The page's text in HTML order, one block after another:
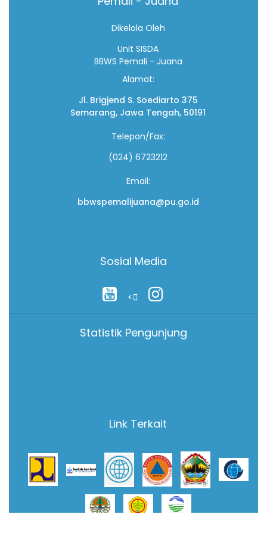
Dikelola Oleh
Unit SISDA
BBWS Pemali - Juana
Alamat:
Jl. Brigjend S. Soediarto 375
Semarang, Jawa Tengah, 50191
Telepon/Fax:
(024) 6723212
Email:
bbwspemalijuana@pu.go.id
Sosial Media
<
Statistik Pengunjung
Link Terkait